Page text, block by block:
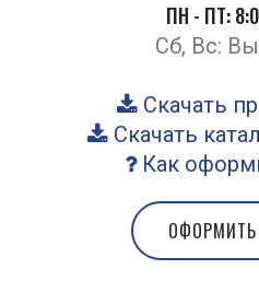
ПН - ПТ:
Сб, Вс:
Скачать
Скачать
Как
ОФОРМИТЬ